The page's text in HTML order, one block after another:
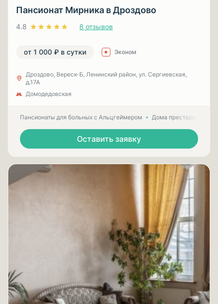
Пансионат Мирника в Дроздово
4.8 8 отзывов
от 1 000 ₽ в сутки Эконом
Дроздово, Вереск-Б, Ленинский район, ул. Сергиевская,
д.17А
Домодедовская
Пансионаты для больных с Альцгеймером Дома престарелых
Оставить заявку